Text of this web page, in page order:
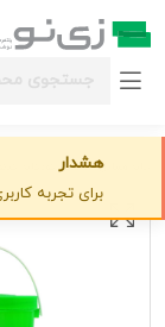
وسایل خلاقیت کودکانه
هشدار
برای تجربه